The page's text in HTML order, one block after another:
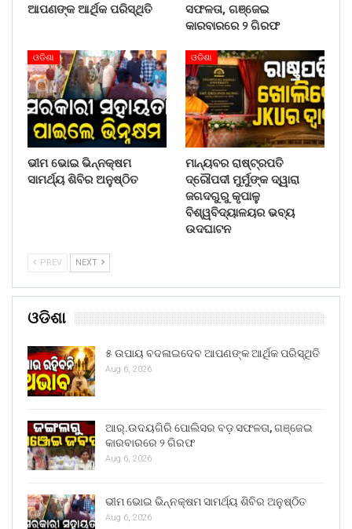
ଆପଣଙ୍କ ଆର୍ଥିକ ପରିସ୍ଥିତି
ସଫଳତା, ଗଞ୍ଜେଇ
କାରବାରରେ ୨ ଗିରଫ
ଓଡିଶା
ଭୀମ ଭୋଇ ଭିନ୍ନକ୍ଷମ
ସାମର୍ଥ୍ୟ ଶିବିର ଅନୁଷ୍ଠିତ
ଓଡିଶା
ମାନ୍ୟବର ରାଷ୍ଟ୍ରପତି
ଦ୍ରୌପଦୀ ମୁର୍ମୁଙ୍କ ଦ୍ୱାରା
ଜଗଦଗୁରୁ କୃପାଳୁ
ବିଶ୍ୱବିଦ୍ୟାଳୟର ଭବ୍ୟ
ଉଦଘାଟନ
PREV NEXT
ଓଡିଶା
୫ ଉପାୟ ବଦଳାଇଦେବ ଆପଣଙ୍କ ଆର୍ଥିକ ପରିସ୍ଥିତି
Aug 6, 2026
ଆର୍.ଉଦୟଗିରି ପୋଲିସର ବଡ଼ ସଫଳତା, ଗଞ୍ଜେଇ
କାରବାରରେ ୨ ଗିରଫ
Aug 6, 2026
ଭୀମ ଭୋଇ ଭିନ୍ନକ୍ଷମ ସାମର୍ଥ୍ୟ ଶିବିର ଅନୁଷ୍ଠିତ
Aug 6, 2026